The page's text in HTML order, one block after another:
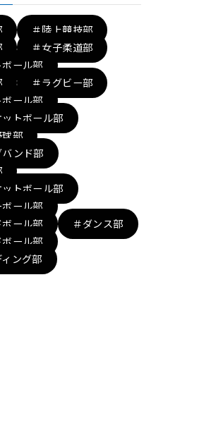
＃陸上競技部
＃女子柔道部
ール部
＃ラグビー部
ール部
トボール部
球部
ンド部
トボール部
ール部
ール部
＃ダンス部
ール部
ング部